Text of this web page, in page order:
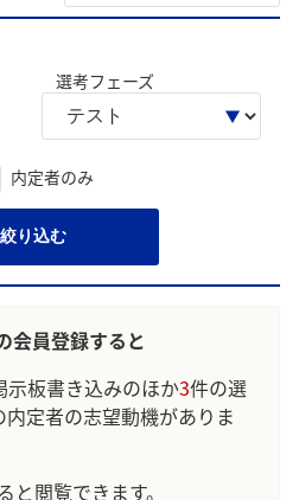
選考フェーズ
内定者のみ
絞り込む
会員登録すると
示板書き込みのほか3件の選
内定者の志望動機がありま
と閲覧できます。